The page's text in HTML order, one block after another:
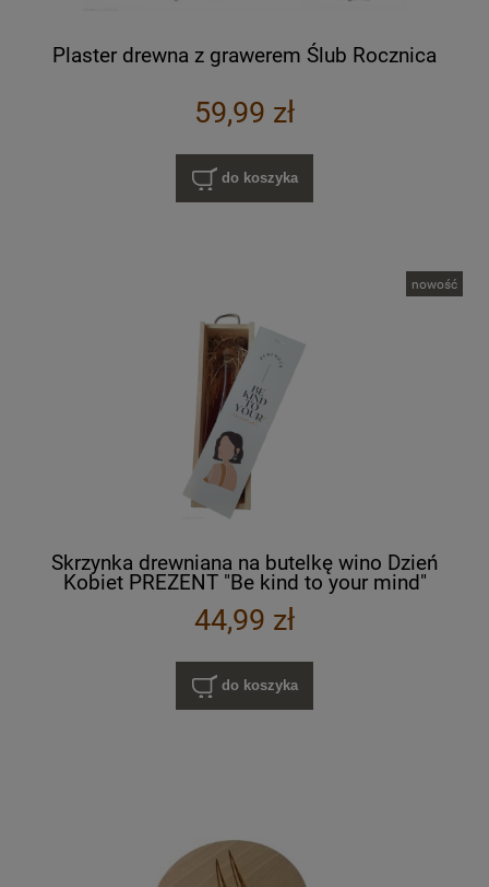
Plaster drewna z grawerem Ślub Rocznica
59,99 zł
do koszyka
Skrzynka drewniana na butelkę wino Dzień
Kobiet PREZENT "Be kind to your mind"
44,99 zł
do koszyka
nowość